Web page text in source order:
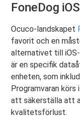
FoneDog
Ocuco-landskapet
favorit och en
alternativet till
är en specifik
enheten, som
Programvaran körs
att säkerställa att
kvalitetsförlust.